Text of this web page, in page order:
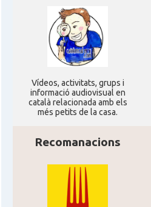
CAMON Catalans
CAMON
CAMON
CAMON
Ví­deos, activitats, grups i
informació audiovisual en
català relacionada amb els
més petits de la casa.
Recomanacions